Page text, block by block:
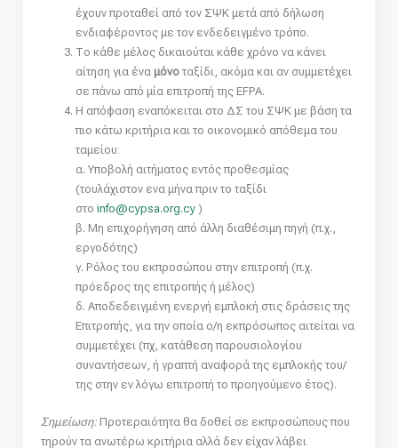
έχουν προταθεί από τον ΣΨΚ μετά από δήλωση
ενδιαφέροντος με τον ενδεδειγμένο τρόπο.
Το κάθε μέλος δικαιούται κάθε χρόνο να κάνει
αίτηση για ένα μόνο ταξίδι, ακόμα και αν συμμετέχει
σε πάνω από μία επιτροπή της EFPA.
Η απόφαση εναπόκειται στο ΔΣ του ΣΨΚ με βάση τα
πιο κάτω κριτήρια και το οικονομικό απόθεμα του
ταμείου:
α. Υποβολή αιτήματος εντός προθεσμίας
(τουλάχιστον ενα μήνα πριν το ταξίδι
στο info@cypsa.org.cy )
β. Μη επιχορήγηση από άλλη διαθέσιμη πηγή (π.χ.,
εργοδότης)
γ. Ρόλος του εκπροσώπου στην επιτροπή (π.χ.
πρόεδρος της επιτροπής ή μέλος)
δ. Αποδεδειγμένη ενεργή εμπλοκή στις δράσεις της
Επιτροπής, για την οποία ο/η εκπρόσωπος αιτείται να
συμμετέχει (πχ, κατάθεση παρουσιολογίου
συναντήσεων, ή γραπτή αναφορά της εμπλοκής του/
της στην εν λόγω επιτροπή το προηγούμενο έτος).
Σημείωση: Προτεραιότητα θα δοθεί σε εκπροσώπους που
τηρούν τα ανωτέρω κριτήρια αλλά δεν είχαν λάβει